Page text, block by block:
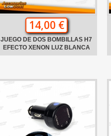
14,00 €
JUEGO DE DOS BOMBILLAS H7
EFECTO XENON LUZ BLANCA